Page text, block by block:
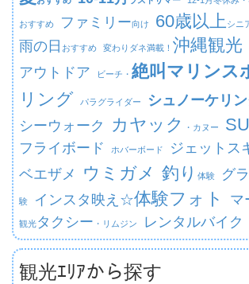
おすすめ ファミリー向け 60歳以上シニ
雨の日 おすすめ 変わりダネ満載！ 沖縄観光
アウトドア ビーチ・ 絶叫マリンス
リング パラグライダー シュノーケリ
シーウォーク
カヤック ・カヌー
フライボード
ホバーボード ジェットス
ベエザメ ウミガメ 釣り 体験 グ
験 インスタ映え☆体験フォト マ
観光タクシー ・リムジン レンタルバイク
観光ｴﾘｱから探す